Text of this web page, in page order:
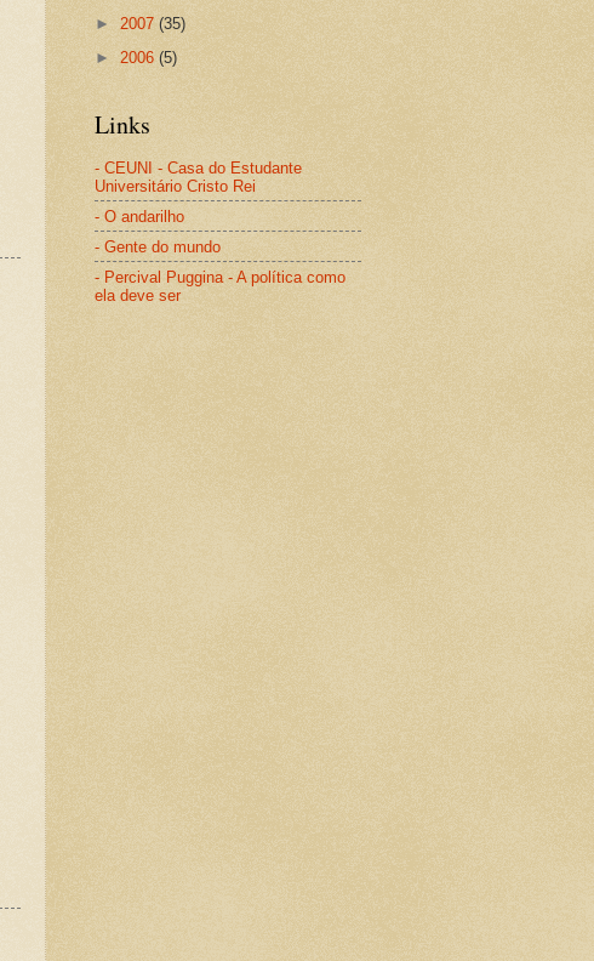
► 2007 (35)
► 2006 (5)
Links
- CEUNI - Casa do Estudante
Universitário Cristo Rei
- O andarilho
- Gente do mundo
- Percival Puggina - A política como
ela deve ser